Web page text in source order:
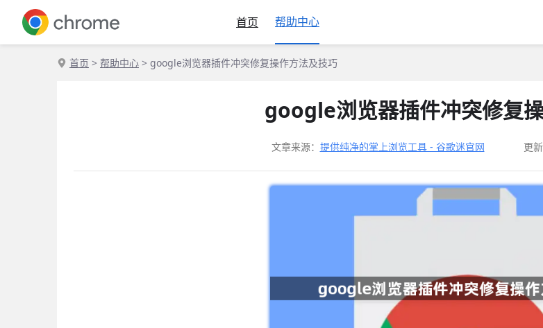
首页 帮助中心
首页 > 帮助中心 > google浏览器插件冲突修复操作方法及技巧
google浏览器插件冲突修复
文章来源： 提供纯净的掌上浏览工具 - 谷歌迷官网 更